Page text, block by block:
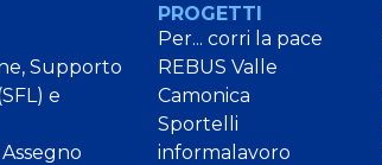
Supporto
e
PROGETTI
Per... corri la pace
REBUS Valle
Camonica
Sportelli
informalavoro